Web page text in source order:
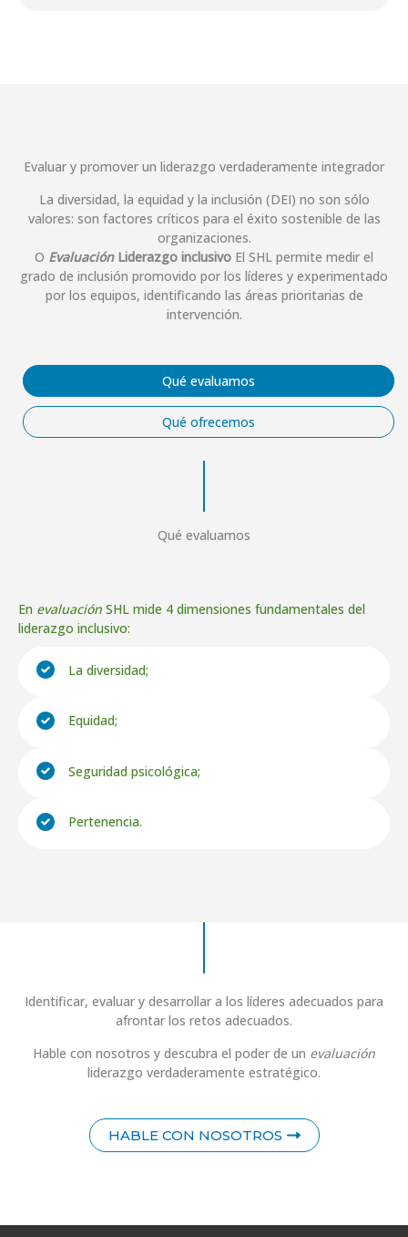
Evaluar y promover un liderazgo verdaderamente integrador
La diversidad, la equidad y la inclusión (DEI) no son sólo
valores: son factores críticos para el éxito sostenible de las
organizaciones.
O EvaluaciónLiderazgo inclusivo El SHL permite medir el
grado de inclusión promovido por los líderes y experimentado
por los equipos, identificando las áreas prioritarias de
intervención.
Qué evaluamos
Qué ofrecemos
Qué evaluamos
En evaluación SHL mide 4 dimensiones fundamentales del
liderazgo inclusivo:
La diversidad;
Equidad;
Seguridad psicológica;
Pertenencia.
Identificar, evaluar y desarrollar a los líderes adecuados para
afrontar los retos adecuados.
Hable con nosotros y descubra el poder de un evaluación
liderazgo verdaderamente estratégico.
HABLE CON NOSOTROS